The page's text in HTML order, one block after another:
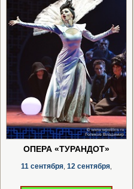
ОПЕРА «ТУРАНДОТ»
11 сентября, 12 сентября,